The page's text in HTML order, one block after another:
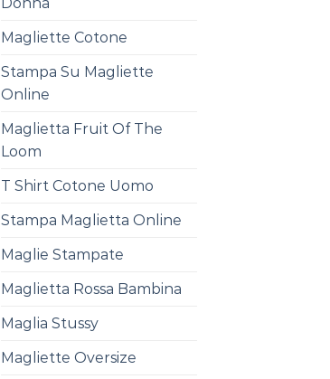
Magliette Cotone
Stampa Su Magliette
Online
Maglietta Fruit Of The
Loom
T Shirt Cotone Uomo
Stampa Maglietta Online
Maglie Stampate
Maglietta Rossa Bambina
Maglia Stussy
Magliette Oversize